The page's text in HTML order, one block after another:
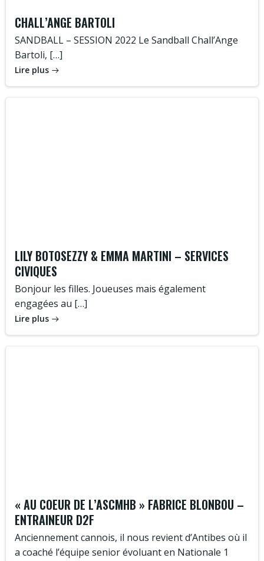
CHALL’ANGE BARTOLI
SANDBALL – SESSION 2022 Le Sandball Chall’Ange
Bartoli, […]
Lire plus
LILY BOTOSEZZY & EMMA MARTINI – SERVICES
CIVIQUES
Bonjour les filles. Joueuses mais également
engagées au […]
Lire plus
« AU COEUR DE L’ASCMHB » FABRICE BLONBOU –
ENTRAINEUR D2F
Anciennement cannois, il nous revient d’Antibes où il
a coaché l’équipe senior évoluant en Nationale 1